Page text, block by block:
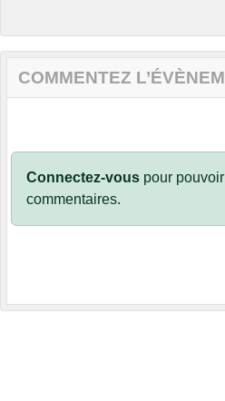
COMMENTEZ
Connectez-vous pour
commentaires.